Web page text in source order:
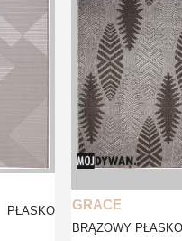
GRACE
BRĄZOWY